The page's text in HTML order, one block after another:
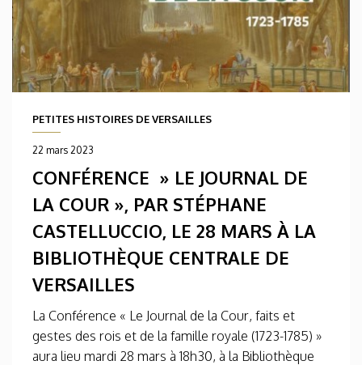
PETITES HISTOIRES DE VERSAILLES
22 mars 2023
CONFÉRENCE » LE JOURNAL DE
LA COUR », PAR STÉPHANE
CASTELLUCCIO, LE 28 MARS À LA
BIBLIOTHÈQUE CENTRALE DE
VERSAILLES
La Conférence « Le Journal de la Cour, faits et
gestes des rois et de la famille royale (1723-1785) »
aura lieu mardi 28 mars à 18h30, à la Bibliothèque